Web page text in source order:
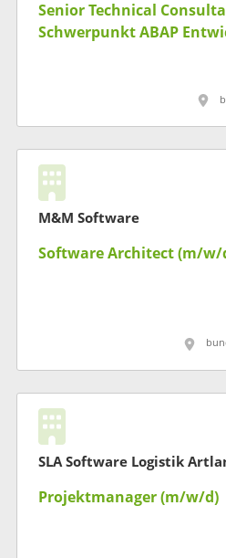
Senior Technical
Schwerpunkt ABAP
M&M Software
Software Architect (m/w/
SLA Software Logistik
Projektmanager (m/w/d)